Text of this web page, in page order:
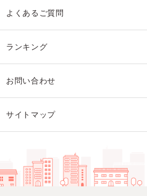
よくあるご質問
ランキング
お問い合わせ
サイトマップ